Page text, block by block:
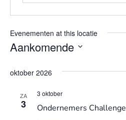
Evenementen at this locatie
Aankomende
een
datum.
oktober 2026
ZA
3 Ondernemers Challenge
3 oktober